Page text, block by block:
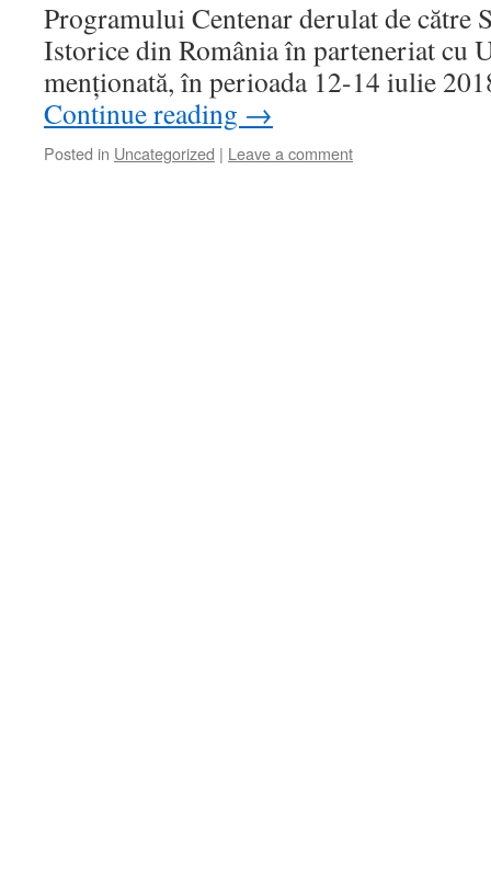
Programului Centenar derulat de către
Istorice din România în parteneriat cu
menționată, în perioada 12-14 iulie
Continue reading →
Posted in Uncategorized | Leave a comment